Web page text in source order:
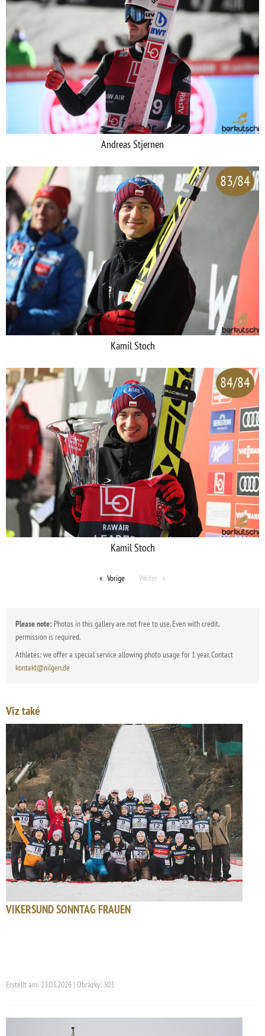
Andreas Stjernen
83/84
Kamil Stoch
84/84
Kamil Stoch
Vorige Weiter
Please note: Photos in this gallery are not free to use. Even with credit,
permission is required.
Athletes: we offer a special service allowing photo usage for 1 year. Contact
kontakt@nilgen.de
Viz také
VIKERSUND SONNTAG FRAUEN
Erstellt am: 23.03.2026 | Obrázky: 303